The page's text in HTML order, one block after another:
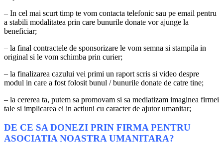
– In cel mai scurt timp te vom contacta telefonic sau pe email pentru
a stabili modalitatea prin care bunurile donate vor ajunge la
beneficiar;
– la final contractele de sponsorizare le vom semna si stampila in
original si le vom schimba prin curier;
– la finalizarea cazului vei primi un raport scris si video despre
modul in care a fost folosit bunul / bunurile donate de catre tine;
– la cererea ta, putem sa promovam si sa mediatizam imaginea firmei
tale si implicarea ei in actiuni cu caracter de ajutor umanitar;
DE CE SA DONEZI PRIN FIRMA PENTRU
ASOCIATIA NOASTRA UMANITARA?